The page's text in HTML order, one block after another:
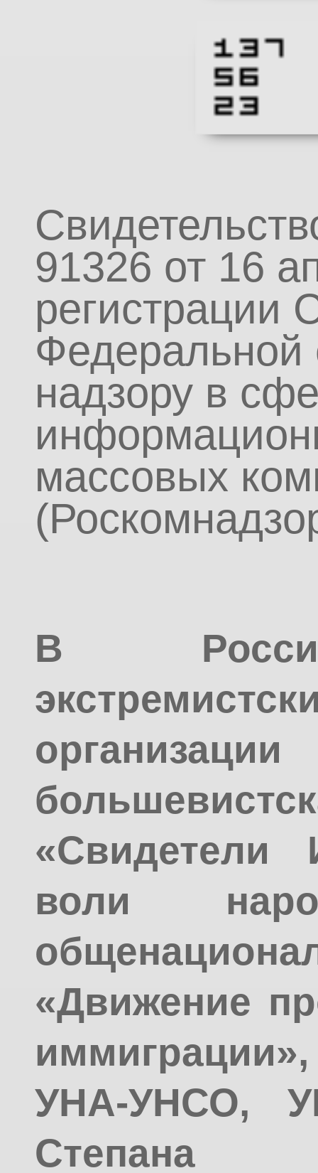
91326 от 16
Федеральной
надзору в
массовых
В
«Свидетели
воли
«Движение
УНА-УНСО,